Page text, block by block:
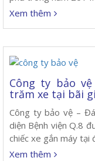
Xem thêm
Công ty bảo
trăm xe tại bãi
Công ty bảo vệ –
diện Bệnh viện Q.8
chiếc xe gắn máy tại
Xem thêm